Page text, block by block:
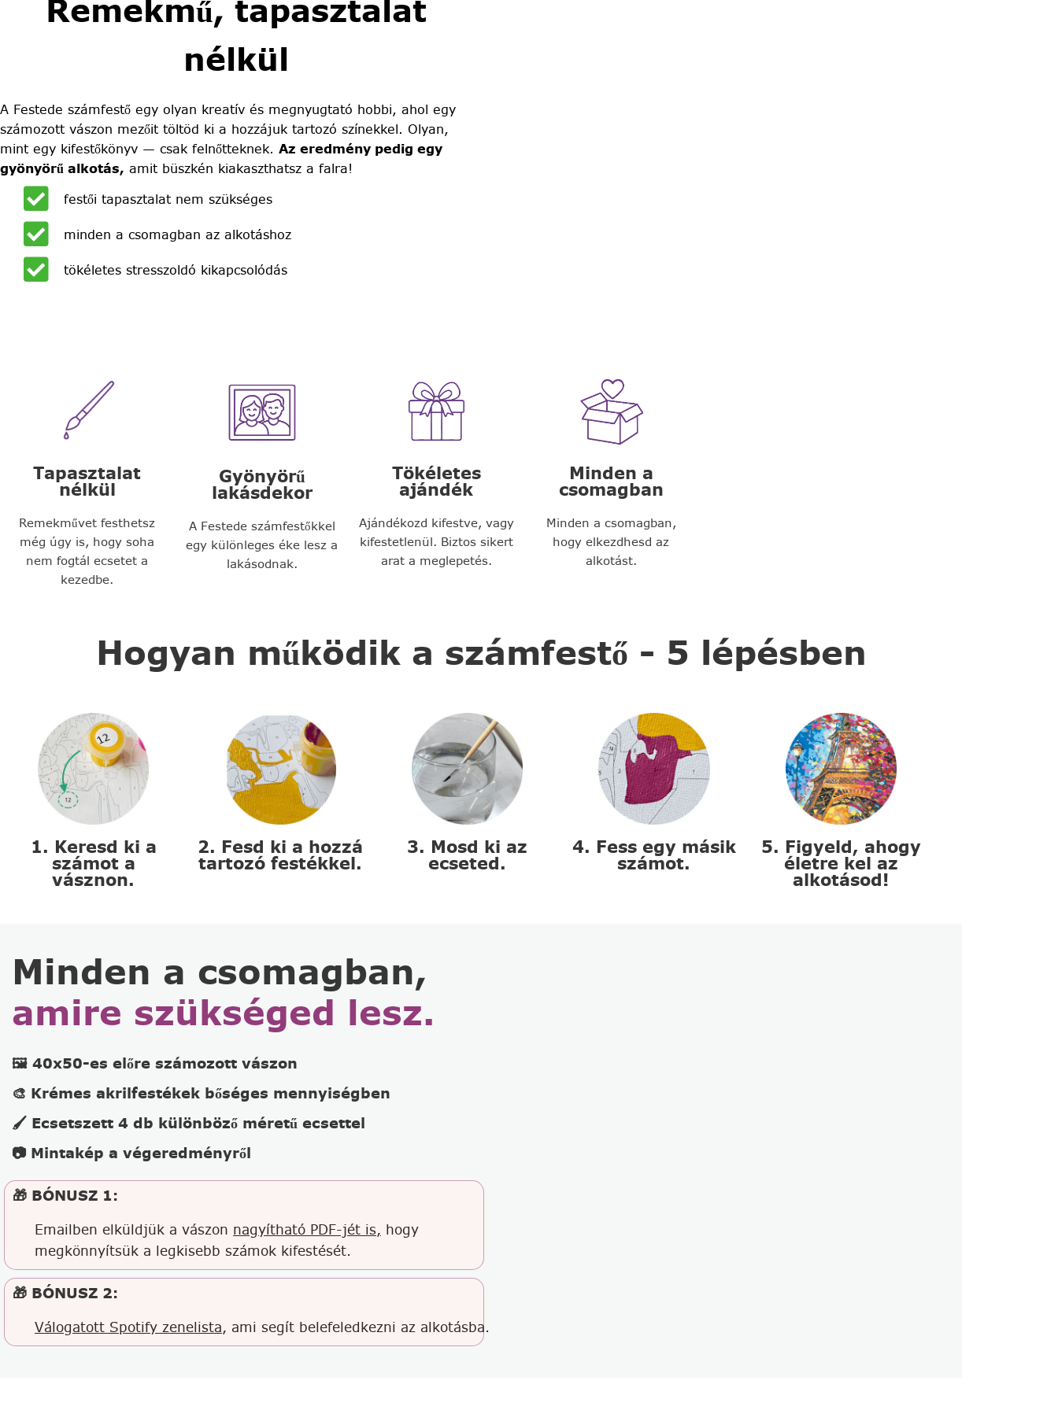
Remekmű, tapasztalat
nélkül
A Festede számfestő egy olyan kreatív és megnyugtató hobbi, ahol egy
számozott vászon mezőit töltöd ki a hozzájuk tartozó színekkel. Olyan,
mint egy kifestőkönyv — csak felnőtteknek. Az eredmény pedig egy
gyönyörű alkotás, amit büszkén kiakaszthatsz a falra!
festői tapasztalat nem szükséges
minden a csomagban az alkotáshoz
tökéletes stresszoldó kikapcsolódás
Tapasztalat
nélkül
Remekművet festhetsz
még úgy is, hogy soha
nem fogtál ecsetet a
kezedbe.
Gyönyörű
lakásdekor
A Festede számfestőkkel
egy különleges éke lesz a
lakásodnak.
Tökéletes
ajándék
Ajándékozd kifestve, vagy
kifestetlenül. Biztos sikert
arat a meglepetés.
Minden a
csomagban
Minden a csomagban,
hogy elkezdhesd az
alkotást.
Hogyan működik a számfestő - 5 lépésben
1. Keresd ki a
számot a
vásznon.
2. Fesd ki a hozzá
tartozó festékkel.
3. Mosd ki az
ecseted.
4. Fess egy másik
számot.
5. Figyeld, ahogy
életre kel az
alkotásod!
Minden a csomagban,
amire szükséged lesz.
🖼️ 40x50-es előre számozott vászon
🎨 Krémes akrilfestékek bőséges mennyiségben
🖌️ Ecsetszett 4 db különböző méretű ecsettel
📷 Mintakép a végeredményről
🎁 BÓNUSZ 1:
Emailben elküldjük a vászon nagyítható PDF-jét is, hogy
megkönnyítsük a legkisebb számok kifestését.
🎁 BÓNUSZ 2:
Válogatott Spotify zenelista, ami segít belefeledkezni az alkotásba.